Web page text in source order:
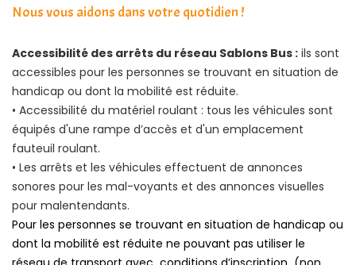
Nous vous aidons dans votre quotidien !
Accessibilité des arrêts du réseau Sablons Bus : ils sont
accessibles pour les personnes se trouvant en situation de
handicap ou dont la mobilité est réduite.
• Accessibilité du matériel roulant : tous les véhicules sont
équipés d'une rampe d’accès et d'un emplacement
fauteuil roulant.
• Les arrêts et les véhicules effectuent de annonces
sonores pour les mal-voyants et des annonces visuelles
pour malentendants.
Pour les personnes se trouvant en situation de handicap ou
dont la mobilité est réduite ne pouvant pas utiliser le